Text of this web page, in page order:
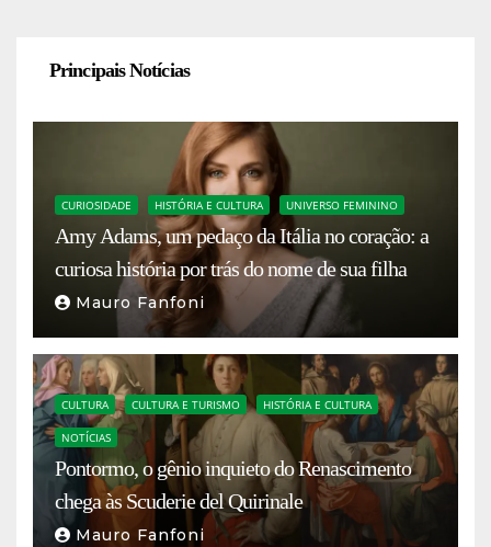
Principais Notícias
CURIOSIDADE HISTÓRIA E CULTURA UNIVERSO FEMININO
Amy Adams, um pedaço da Itália no coração: a
curiosa história por trás do nome de sua filha
Mauro Fanfoni
CULTURA CULTURA E TURISMO HISTÓRIA E CULTURA
NOTÍCIAS
Pontormo, o gênio inquieto do Renascimento
chega às Scuderie del Quirinale
Mauro Fanfoni